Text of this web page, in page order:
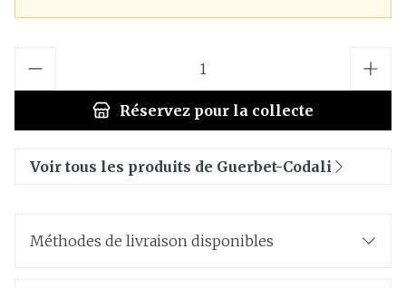
Réservez pour la collecte
Voir tous les produits de Guerbet-Codali
Méthodes de livraison disponibles